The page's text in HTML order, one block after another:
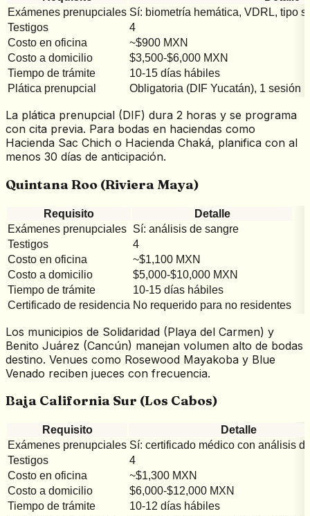
Exámenes prenupciales Sí: biometría hemática, VDRL, tipo
Testigos
4
Costo en oficina
~$900 MXN
Costo a domicilio
$3,500-$6,000 MXN
Tiempo de trámite
10-15 días hábiles
Plática prenupcial
Obligatoria (DIF Yucatán), 1 sesión
La plática prenupcial (DIF) dura 2 horas y se programa
con cita previa. Para bodas en haciendas como
Hacienda Sac Chich o Hacienda Chaká, planifica con al
menos 30 días de anticipación.
Quintana Roo (Riviera Maya)
Requisito
Detalle
Exámenes prenupciales Sí: análisis de sangre
Testigos
4
Costo en oficina
~$1,100 MXN
Costo a domicilio
$5,000-$10,000 MXN
Tiempo de trámite
10-15 días hábiles
Certificado de residencia No requerido para no residentes
Los municipios de Solidaridad (Playa del Carmen) y
Benito Juárez (Cancún) manejan volumen alto de bodas
destino. Venues como Rosewood Mayakoba y Blue
Venado reciben jueces con frecuencia.
Baja California Sur (Los Cabos)
Requisito
Detalle
Exámenes prenupciales Sí: certificado médico con análisis
Testigos
4
Costo en oficina
~$1,300 MXN
Costo a domicilio
$6,000-$12,000 MXN
Tiempo de trámite
10-12 días hábiles